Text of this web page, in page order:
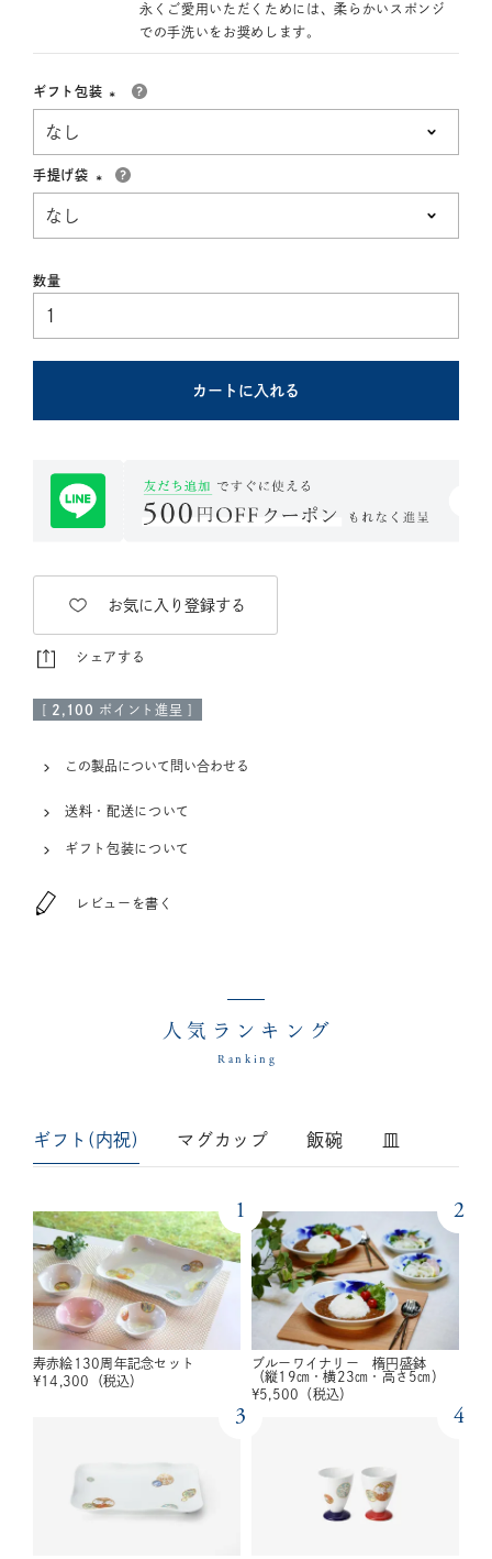
永くご愛用いただくためには、柔らかいスポンジ
での手洗いをお奨めします。
ギフト包装
手提げ袋
カートに入れる
お気に入り登録する
シェアする
[ 2,100 ポイント進呈 ]
この製品について問い合わせる
送料・配送について
ギフト包装について
レビューを書く
人気ランキング
Ranking
ギフト(内祝) マグカップ 飯碗 皿
1
寿赤絵130周年記念セット
¥14,300 （税込）
2
ブルーワイナリー 楕円盛鉢
（縦19㎝・横23㎝・高さ5㎝）
¥5,500 （税込）
3 4